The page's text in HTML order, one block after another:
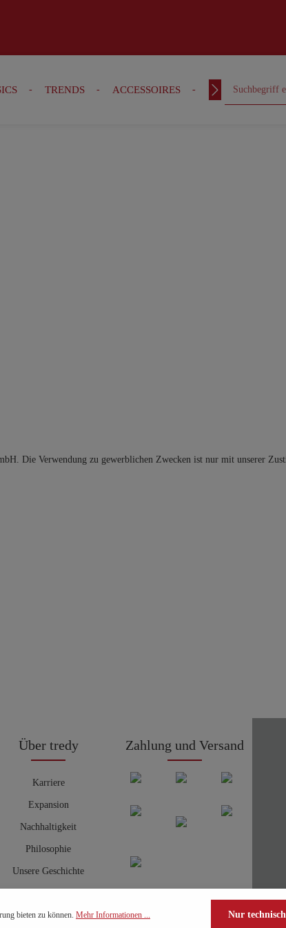
TRENDS ACCESSOIRES OUTFITS
Die Verwendung zu gewerblichen Zwecken ist nur mit unserer
Über tredy
Karriere
Expansion
Nachhaltigkeit
Philosophie
Unsere Geschichte
Zahlung und Versand
bieten zu können. Mehr Informationen ... Nur